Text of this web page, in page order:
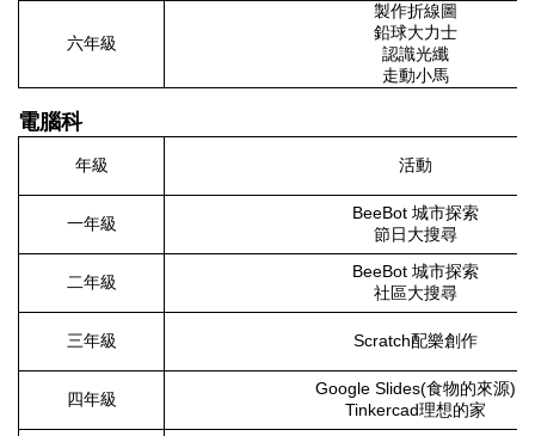
六年級
製作折線圖
鉛球大力士
認識光纖
走動小馬
電腦科
年級 活動
一年級
BeeBot 城市探索
節日大搜尋
二年級
BeeBot 城市探索
社區大搜尋
三年級 Scratch配樂創作
四年級
Google Slides(食物的來源)
Tinkercad理想的家